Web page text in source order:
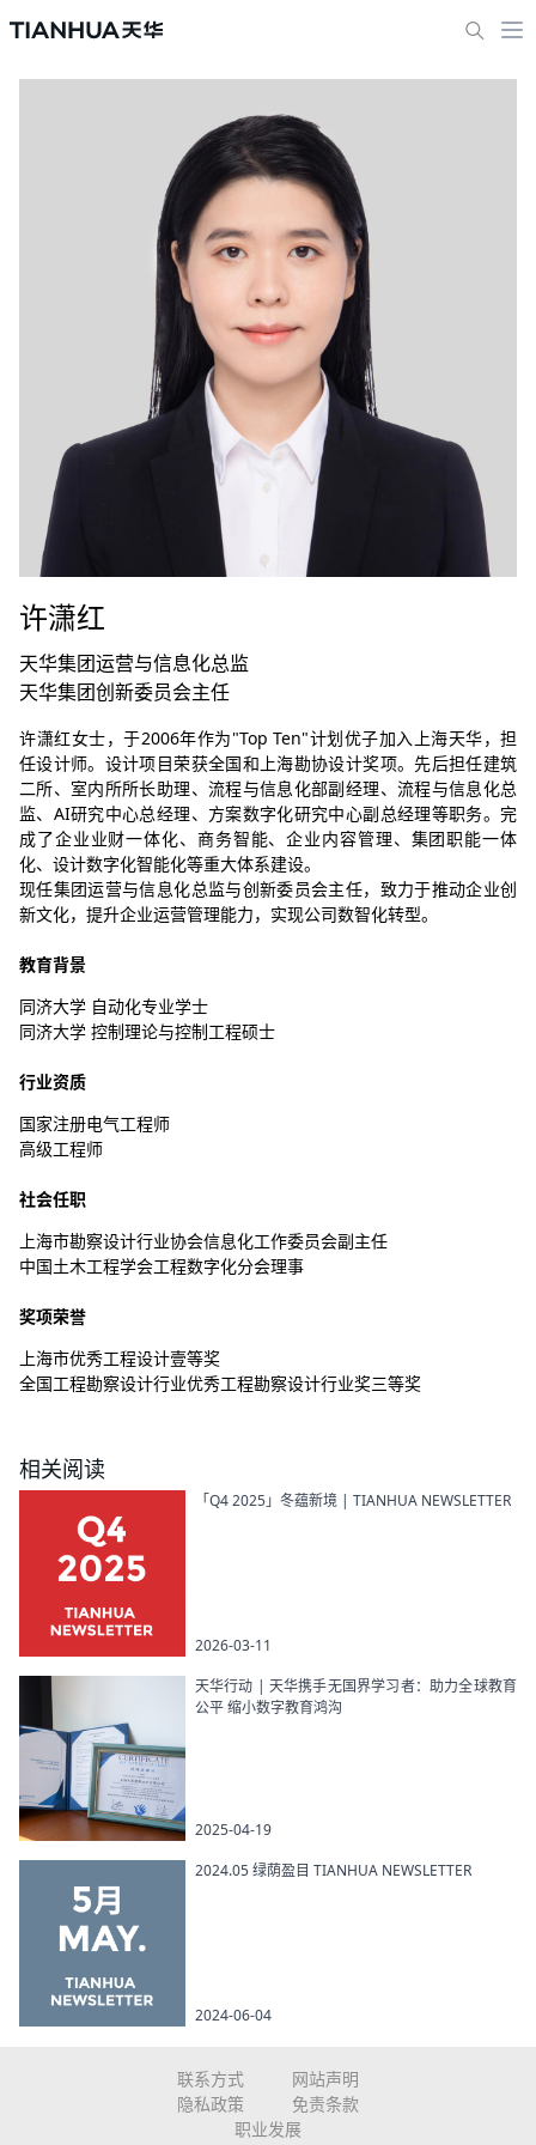
许潇红
天华集团运营与信息化总监
天华集团创新委员会主任
许潇红女士，于2006年作为"Top Ten"计划优子加入上海天华，担
任设计师。设计项目荣获全国和上海勘协设计奖项。先后担任建筑
二所、室内所所长助理、流程与信息化部副经理、流程与信息化总
监、AI研究中心总经理、方案数字化研究中心副总经理等职务。完
成了企业业财一体化、商务智能、企业内容管理、集团职能一体
化、设计数字化智能化等重大体系建设。
现任集团运营与信息化总监与创新委员会主任，致力于推动企业创
新文化，提升企业运营管理能力，实现公司数智化转型。
教育背景
同济大学 自动化专业学士
同济大学 控制理论与控制工程硕士
行业资质
国家注册电气工程师
高级工程师
社会任职
上海市勘察设计行业协会信息化工作委员会副主任
中国土木工程学会工程数字化分会理事
奖项荣誉
上海市优秀工程设计壹等奖
全国工程勘察设计行业优秀工程勘察设计行业奖三等奖
相关阅读
「Q4 2025」冬蕴新境 | TIANHUA NEWSLETTER
2026-03-11
天华行动 | 天华携手无国界学习者：助力全球教育
公平 缩小数字教育鸿沟
2025-04-19
2024.05 绿荫盈目 TIANHUA NEWSLETTER
2024-06-04
联系方式
网站声明
隐私政策
免责条款
职业发展